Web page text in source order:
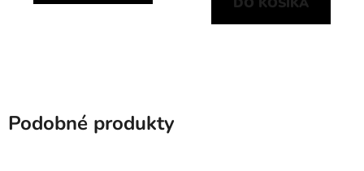
Podobné produkty